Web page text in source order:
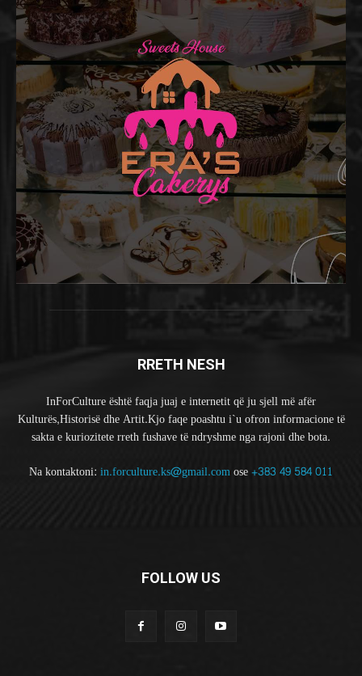
RRETH NESH
InForCulture është faqja juaj e internetit që ju sjell më afër
Kulturës,Historisë dhe Artit.Kjo faqe poashtu i`u ofron informacione të
sakta e kuriozitete rreth fushave të ndryshme nga rajoni dhe bota.
Na kontaktoni: in.forculture.ks@gmail.comose+383 49 584 011
FOLLOW US